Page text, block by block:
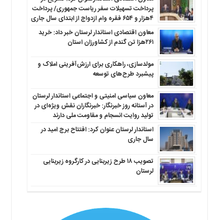
پرداخت تسهیلات سفر ریاست جمهوری/ پرداخت
۴هزار و ۶۵۴ فقره وام ازدواج از ابتدای سال جاری
معاون اقتصادی استاندار لرستان خبر داد: خرید
۲۶۱هزا تن گندم از کشاورزان استان
مولدسازی، راهکاری برای ارزش‌آفرینی املاک و
پیشبرد طرح‌های توسعه
معاون سیاسی امنیتی و اجتماعی استاندار لرستان
در آستانه روز خبرنگار: خبرنگاران نقش ویژه‌ای در
تولید روایت انسجام و مقاومت ملی دارند
استاندار لرستان عنوان کرد: افتتاح برج امید در
سال جاری
تصویب ۱۸ طرح زیربنایی در کارگروه زیربنایی
لرستان